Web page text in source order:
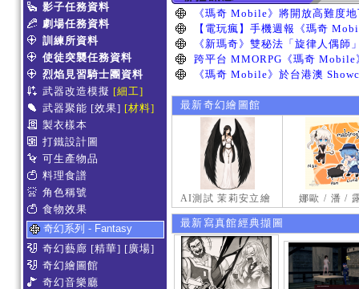
影子任務資料
劇場任務資料
訓練所資料
使徒突襲任務資料
烈焰見習騎士團資料
武器改造模擬 [細工]
武器聚能 [效果] [材料]
製衣樣本
打鐵設計圖
可生產物品
料理食譜
角色稱號
食物效果
奇幻系列 - Fantasy
奇幻藝廊 [精華] [廣場]
奇幻繪圖館
奇幻音樂廳
最新奇幻繪圖館
AI測試 茉莉安立繪 娜歐 / 潘 /
最新寫真館經典擷圖